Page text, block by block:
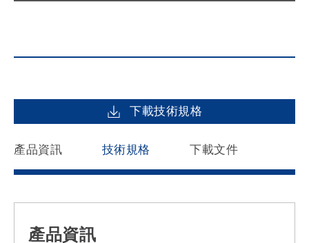
下載技術規格
產品資訊 技術規格 下載文件
產品資訊